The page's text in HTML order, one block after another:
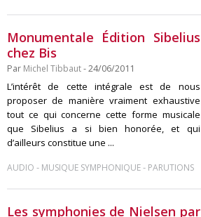
Monumentale Édition Sibelius
chez Bis
Par Michel Tibbaut- 24/06/2011
L’intérêt de cette intégrale est de nous
proposer de manière vraiment exhaustive
tout ce qui concerne cette forme musicale
que Sibelius a si bien honorée, et qui
d’ailleurs constitue une ...
AUDIO - MUSIQUE SYMPHONIQUE- PARUTIONS
Les symphonies de Nielsen par